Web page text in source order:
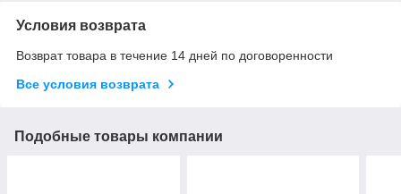
Условия возврата
Возврат товара в течение 14 дней по договоренности
Все условия возврата
Подобные товары компании